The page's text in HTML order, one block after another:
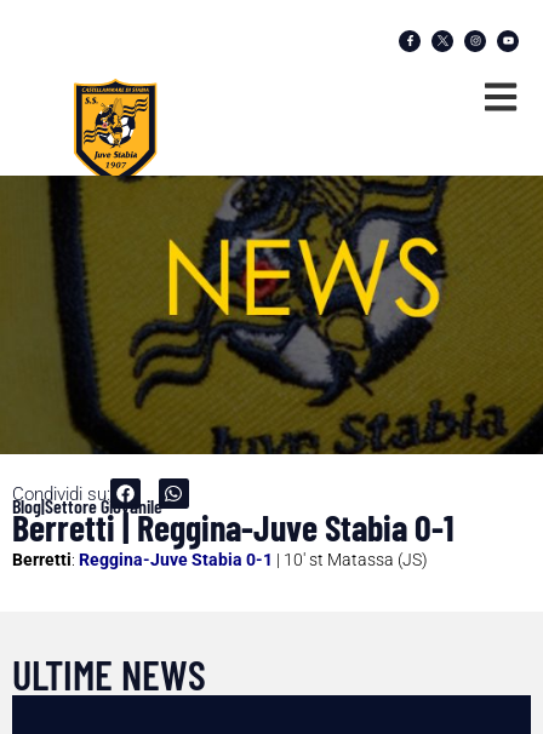
Condividi su:
Blog|Settore Giovanile
Berretti | Reggina-Juve Stabia 0-1
Berretti: Reggina-Juve Stabia 0-1 | 10′ st Matassa (JS)
ULTIME NEWS